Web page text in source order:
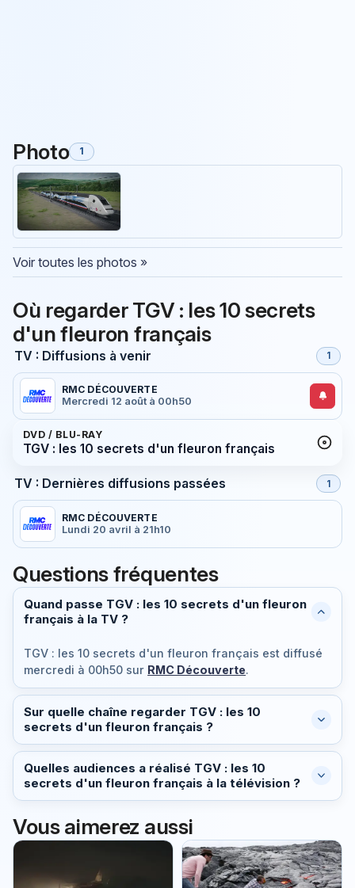
Photo 1
Voir toutes les photos »
Où regarder TGV : les 10 secrets
d'un fleuron français
TV : Diffusions à venir 1
RMC DÉCOUVERTE
Mercredi 12 août à 00h50
DVD / BLU-RAY
TGV : les 10 secrets d'un fleuron français
TV : Dernières diffusions passées 1
RMC DÉCOUVERTE
Lundi 20 avril à 21h10
Questions fréquentes
Quand passe TGV : les 10 secrets d'un fleuron
français à la TV ?
TGV : les 10 secrets d'un fleuron français est diffusé
mercredi à 00h50 sur RMC Découverte.
Sur quelle chaîne regarder TGV : les 10
secrets d'un fleuron français ?
Quelles audiences a réalisé TGV : les 10
secrets d'un fleuron français à la télévision ?
Vous aimerez aussi